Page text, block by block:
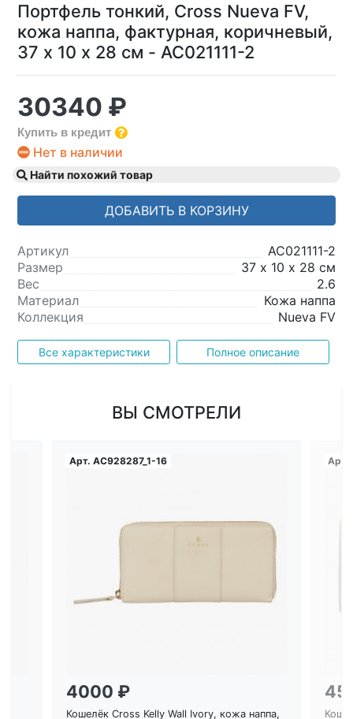
Портфель тонкий, Cross Nueva FV,
кожа наппа, фактурная, коричневый,
37 х 10 х 28 см - AC021111-2
30340 ₽
Купить в кредит
Нет в наличии
Найти похожий товар
ДОБАВИТЬ В КОРЗИНУ
Артикул
AC021111-2
Размер
37 х 10 х 28 см
Вес
2.6
Материал
Кожа наппа
Коллекция
Nueva FV
Все характеристики Полное описание
ВЫ СМОТРЕЛИ
Арт. AC928287_1-16
4000 ₽
Кошелёк Cross Kelly Wall Ivory, кожа наппа,
Арт.